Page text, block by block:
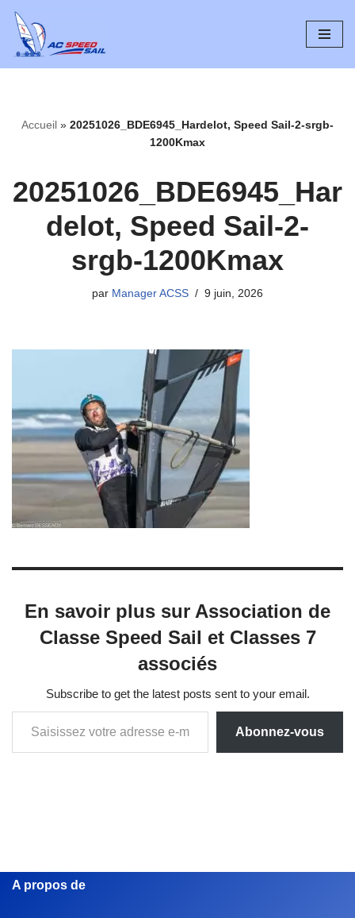
Aller
au
Accueil » 20251026_BDE6945_Hardelot, Speed Sail-2-srgb-
1200Kmax
20251026_BDE6945_Har
delot, Speed Sail-2-
srgb-1200Kmax
par Manager ACSS 9 juin, 2026
En savoir plus sur Association de
Classe Speed Sail et Classes 7
associés
Subscribe to get the latest posts sent to your email.
Abonnez-vous
A propos de